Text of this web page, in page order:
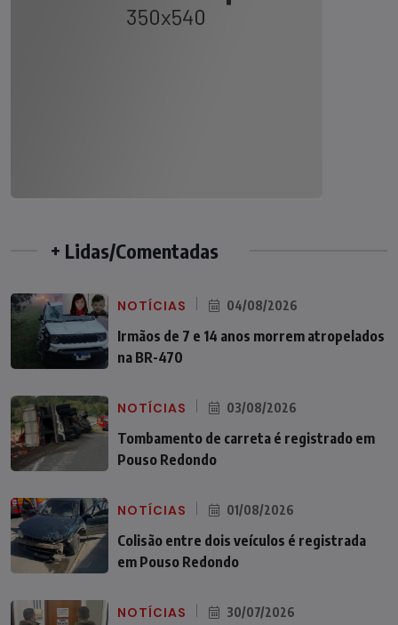
+ Lidas/Comentadas
NOTÍCIAS 04/08/2026
Irmãos de 7 e 14 anos morrem atropelados
na BR-470
NOTÍCIAS 03/08/2026
Tombamento de carreta é registrado em
Pouso Redondo
NOTÍCIAS 01/08/2026
Colisão entre dois veículos é registrada
em Pouso Redondo
NOTÍCIAS 30/07/2026